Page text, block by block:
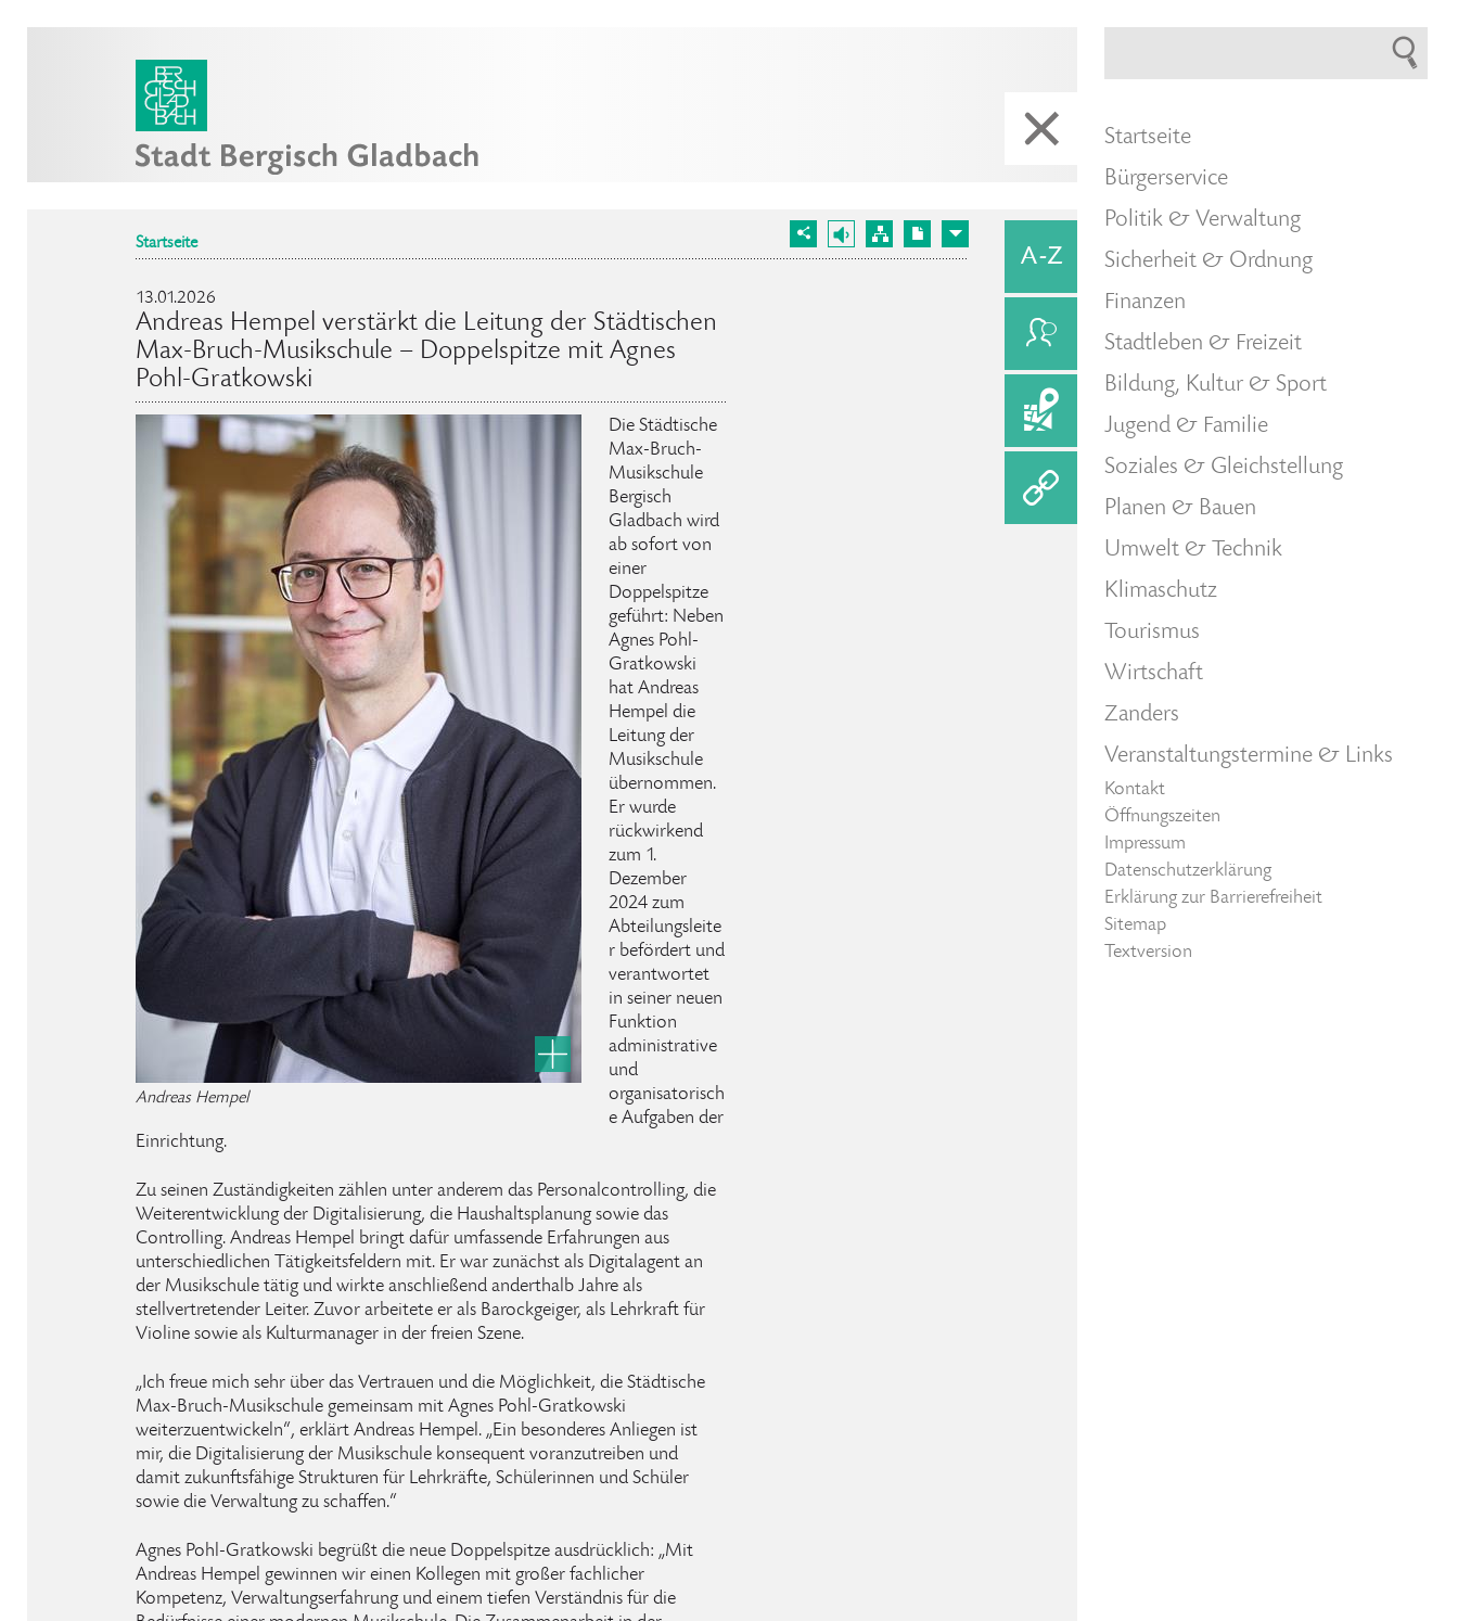
Startseite
13.01.2026
Andreas Hempel verstärkt die Leitung der Städtischen
Max-Bruch-Musikschule – Doppelspitze mit Agnes
Pohl-Gratkowski
Andreas Hempel
Die Städtische
Max-Bruch-
Musikschule
Bergisch
Gladbach wird
ab sofort von
einer
Doppelspitze
geführt: Neben
Agnes Pohl-
Gratkowski
hat Andreas
Hempel die
Leitung der
Musikschule
übernommen.
Er wurde
rückwirkend
zum 1.
Dezember
2024 zum
Abteilungsleite
r befördert und
verantwortet
in seiner neuen
Funktion
administrative
und
organisatorisch
e Aufgaben der
Einrichtung.
Zu seinen Zuständigkeiten zählen unter anderem das Personalcontrolling, die
Weiterentwicklung der Digitalisierung, die Haushaltsplanung sowie das
Controlling. Andreas Hempel bringt dafür umfassende Erfahrungen aus
unterschiedlichen Tätigkeitsfeldern mit. Er war zunächst als Digitalagent an
der Musikschule tätig und wirkte anschließend anderthalb Jahre als
stellvertretender Leiter. Zuvor arbeitete er als Barockgeiger, als Lehrkraft für
Violine sowie als Kulturmanager in der freien Szene.
„Ich freue mich sehr über das Vertrauen und die Möglichkeit, die Städtische
Max-Bruch-Musikschule gemeinsam mit Agnes Pohl-Gratkowski
weiterzuentwickeln“, erklärt Andreas Hempel. „Ein besonderes Anliegen ist
mir, die Digitalisierung der Musikschule konsequent voranzutreiben und
damit zukunftsfähige Strukturen für Lehrkräfte, Schülerinnen und Schüler
sowie die Verwaltung zu schaffen.“
Agnes Pohl-Gratkowski begrüßt die neue Doppelspitze ausdrücklich: „Mit
Andreas Hempel gewinnen wir einen Kollegen mit großer fachlicher
Kompetenz, Verwaltungserfahrung und einem tiefen Verständnis für die
Startseite
Bürgerservice
Politik & Verwaltung
Sicherheit & Ordnung
Finanzen
Stadtleben & Freizeit
Bildung, Kultur & Sport
Jugend & Familie
Soziales & Gleichstellung
Planen & Bauen
Umwelt & Technik
Klimaschutz
Tourismus
Wirtschaft
Zanders
Veranstaltungstermine & Links
Kontakt
Öffnungszeiten
Impressum
Datenschutzerklärung
Erklärung zur Barrierefreiheit
Sitemap
Textversion